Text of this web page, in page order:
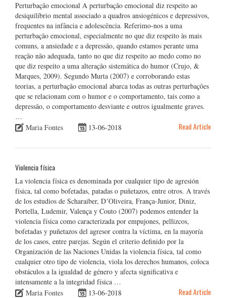
Perturbação emocional A perturbação emocional diz respeito ao
desiquilíbrio mental associado a quadros ansiogénicos e depressivos,
frequentes na infância e adolescência. Referimo-nos a uma
perturbação emocional, especialmente no que diz respeito às mais
comuns, a ansiedade e a depressão, quando estamos perante uma
reação não adequada, tanto no que diz respeito ao medo como no
que diz respeito a uma alteração sistemática do humor (Crujo, &
Marques, 2009). Segundo Murta (2007) e corroborando estas
teorias, a perturbação emocional abarca todas as outras perturbações
que se relacionam com o humor e o comportamento, tais como a
depressão, o comportamento desviante e outros igualmente graves.
…
Maria Fontes
13-06-2018 Read Article
Violencia física
La violencia física es denominada por cualquier tipo de agresión
física, tal como bofetadas, patadas o puñetazos, entre otros. A través
de los estudios de Scharaiber, D´Oliveira, França-Junior, Diniz,
Portella, Ludemir, Valença y Couto (2007) podemos entender la
violencia física como caracterizada por empujones, pellizcos,
bofetadas y puñetazos del agresor contra la víctima, en la mayoría
de los casos, entre parejas. Según el criterio definido por la
Organización de las Naciones Unidas la violencia física, tal como
cualquier otro tipo de violencia, viola los derechos humanos, coloca
obstáculos a la igualdad de género y afecta significativa e
intensamente a la integridad física …
Maria Fontes
13-06-2018 Read Article